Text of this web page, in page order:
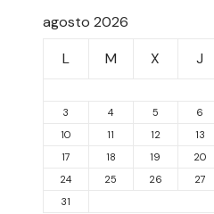
agosto 2026
L
M X J
3
4 5 6
10
11 12 13
17
18 19 20
24
25 26 27
31